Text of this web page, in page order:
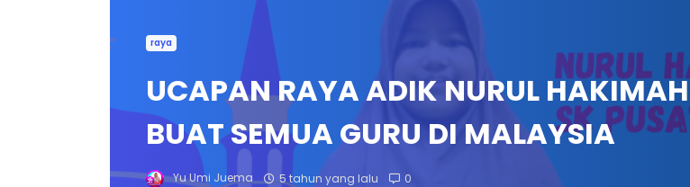
raya
UCAPAN RAYA ADIK NURUL HAKIMAH
BUAT SEMUA GURU DI MALAYSIA
Yu Umi Juema 5 tahun yang lalu 0